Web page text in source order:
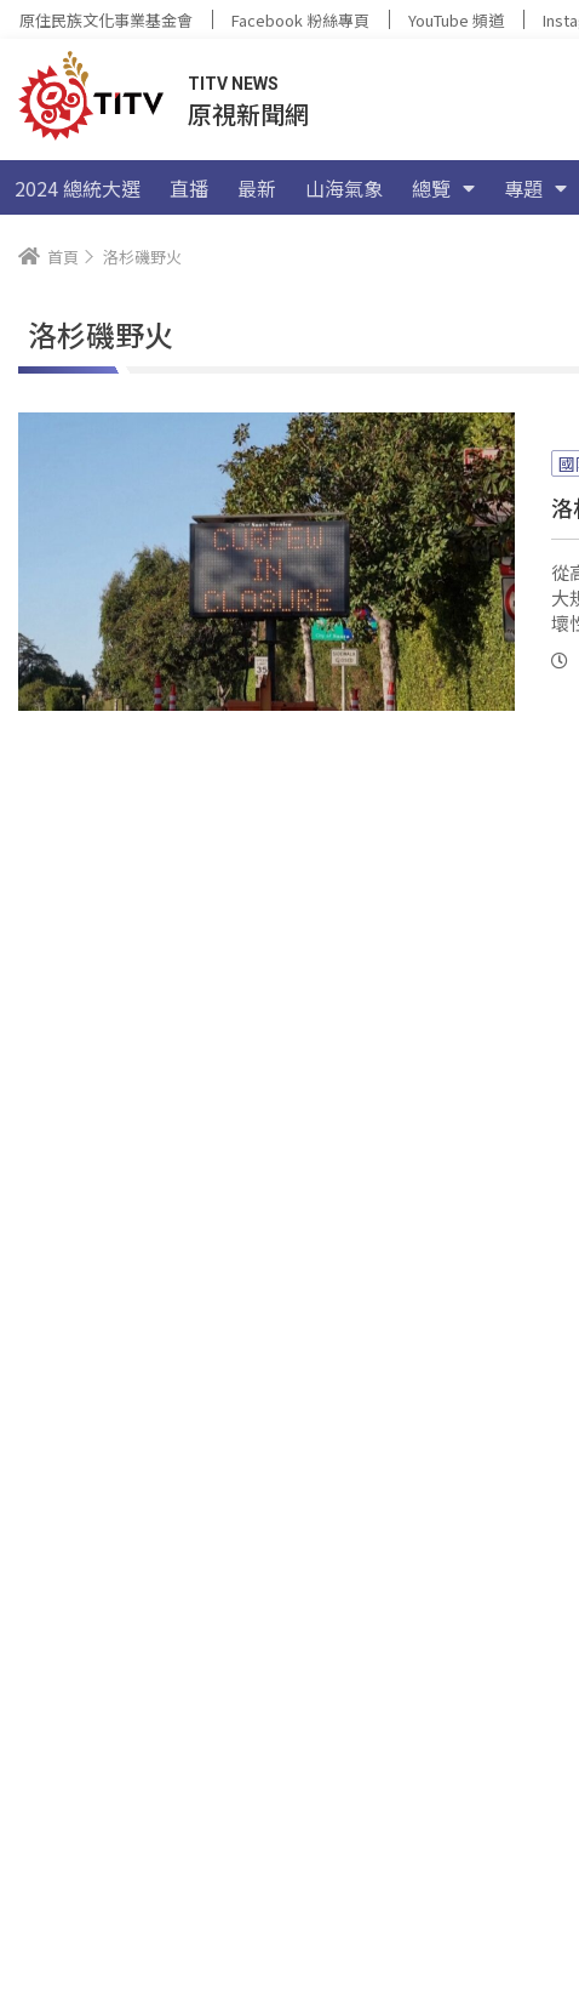
原住民族文化事業基金會 Facebook 粉絲專頁 YouTube 頻道
TITV NEWS
原視新聞網
2024 總統大選 直播 最新 山海氣象 總覽 專題
首頁 洛杉磯野火
洛杉磯野火
從
大
壞